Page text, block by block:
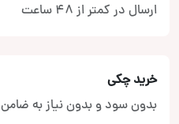
ارسال در کمتر از 48 ساعت
خرید چکی
بدون سود و بدون نیاز به ضامن